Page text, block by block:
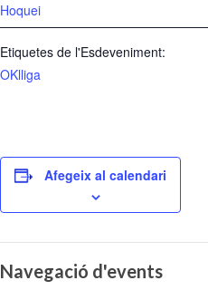
Hoquei
Etiquetes de l'Esdeveniment:
OKlliga
Afegeix al calendari
Navegació d'events